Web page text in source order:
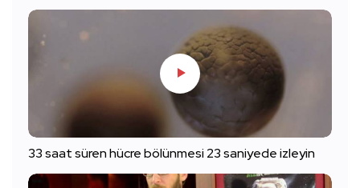
33 saat süren hücre bölünmesi 23 saniyede izleyin